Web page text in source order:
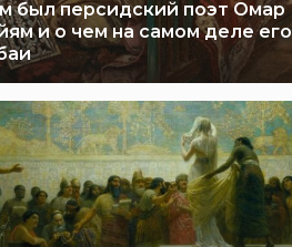
был персидский поэт Омар
и о чем на самом деле его